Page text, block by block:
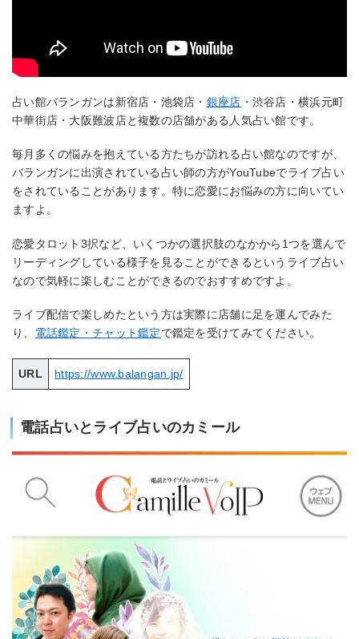
占い館バランガンは新宿店・池袋店・ 銀座店 ・渋谷店・横浜元町
中華街店・大阪難波店と複数の店舗がある人気占い館です。
毎月多くの悩みを抱えている方たちが訪れる占い館なのですが、
バランガンに出演されている占い師の方がYouTubeでライブ占い
をされていることがあります。特に恋愛にお悩みの方に向いてい
ますよ。
恋愛タロット3択など、いくつかの選択肢のなかから1つを選んで
リーディングしている様子を見ることができるというライブ占い
なので気軽に楽しむことができるのでおすすめですよ。
ライブ配信で楽しめたという方は実際に店舗に足を運んでみた
り、 電話鑑定・チャット鑑定で鑑定を受けてみてください。
URL https://www.balangan.jp/
電話占いとライブ占いのカミール